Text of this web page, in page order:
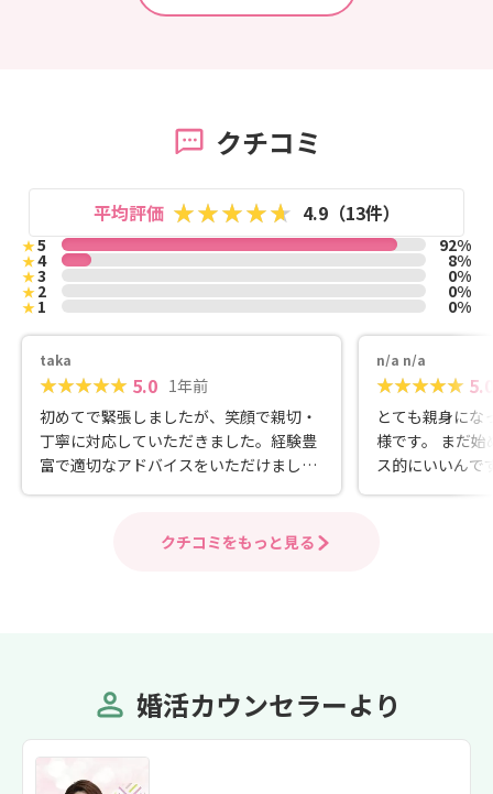
クチコミ
平均評価 4.9（13件）
★5 92%
★4 8%
★3 0%
★2 0%
★1 0%
taka
5.0 1年前
初めてで緊張しましたが、笑顔で親切・
丁寧に対応していただきました。経験豊
富で適切なアドバイスをいただけました
ので、今後が楽しみです！
n/a n/a
5.0
とても親身にな
様です。 まだ
ス的にいいんで
ートして頂いた
クチコミをもっと見る
婚活カウンセラーより